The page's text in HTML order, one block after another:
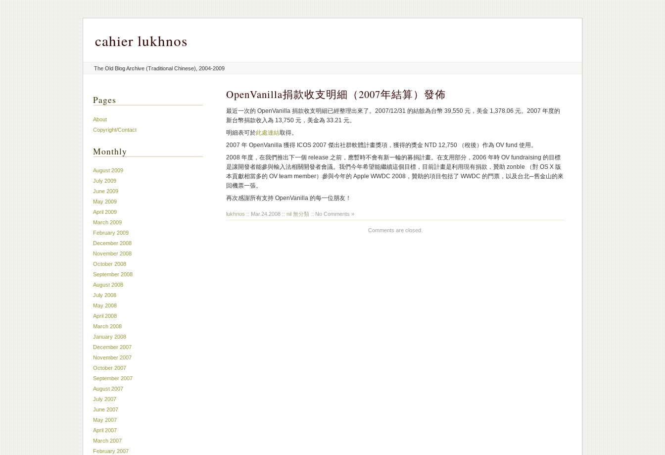
cahier lukhnos
The Old Blog Archive (Traditional Chinese), 2004-2009
OpenVanilla捐款收支明細（2007年結算）發佈
最近一次的 OpenVanilla 捐款收支明細已經整理出來了。2007/12/31 的結餘為台幣 39,550 元，美金 1,378.06 元。2007 年度的
新台幣捐款收入為 13,750 元，美金為 33.21 元。
明細表可於此處連結取得。
2007 年 OpenVanilla 獲得 ICOS 2007 傑出社群軟體計畫獎項，獲得的獎金 NTD 12,750 （稅後）作為 OV fund 使用。
2008 年度，在我們推出下一個 release 之前，應暫時不會有新一輪的募捐計畫。在支用部分，2006 年時 OV fundraising 的目標
是讓開發者能參與輸入法相關開發者會議。我們今年希望能繼續這個目標，目前計畫是利用現有捐款，贊助 zonble （對 OS X 版
本貢獻相當多的 OV team member）參與今年的 Apple WWDC 2008，贊助的項目包括了 WWDC 的門票，以及台北─舊金山的來
回機票一張。
再次感謝所有支持 OpenVanilla 的每一位朋友！
lukhnos :: Mar.24.2008 :: nil 無分類:: No Comments »
Comments are closed.
Pages
About
Copyright/Contact
Monthly
August 2009
July 2009
June 2009
May 2009
April 2009
March 2009
February 2009
December 2008
November 2008
October 2008
September 2008
August 2008
July 2008
May 2008
April 2008
March 2008
January 2008
December 2007
November 2007
October 2007
September 2007
August 2007
July 2007
June 2007
May 2007
April 2007
March 2007
February 2007